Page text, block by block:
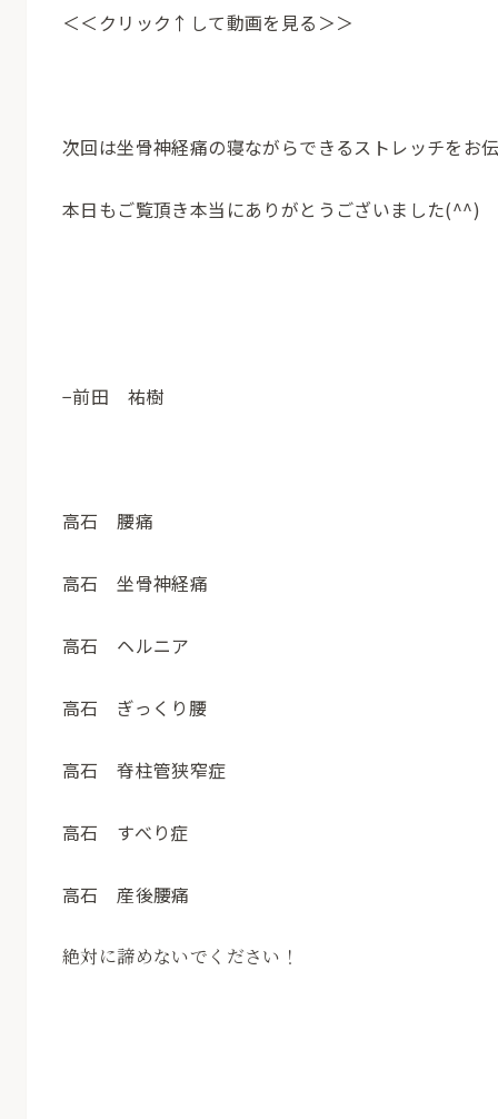
＜＜クリック↑して動画を見る＞＞
次回は坐骨神経痛の寝ながらできるストレッチをお
本日もご覧頂き本当にありがとうございました(^^)
−前田 祐樹
高石 腰痛
高石 坐骨神経痛
高石 ヘルニア
高石 ぎっくり腰
高石 脊柱管狭窄症
高石 すべり症
高石 産後腰痛
絶対に諦めないでください！